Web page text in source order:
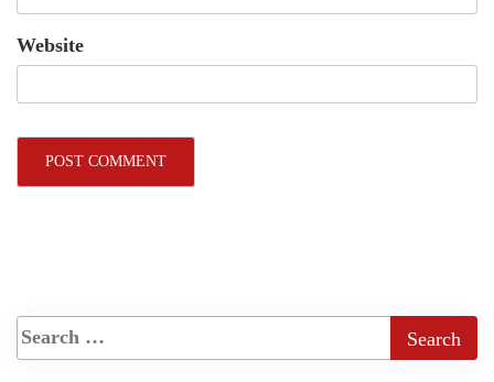
Website